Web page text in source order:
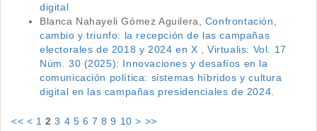
digital
Blanca Nahayeli Gómez Aguilera, Confrontación,
cambio y triunfo: la recepción de las campañas
electorales de 2018 y 2024 en X
,Virtualis: Vol. 17
Núm. 30 (2025): Innovaciones y desafíos en la
comunicación política: sistemas híbridos y cultura
digital en las campañas presidenciales de 2024.
<< < 1 2 3 4 5 6 7 8 9 10 > >>